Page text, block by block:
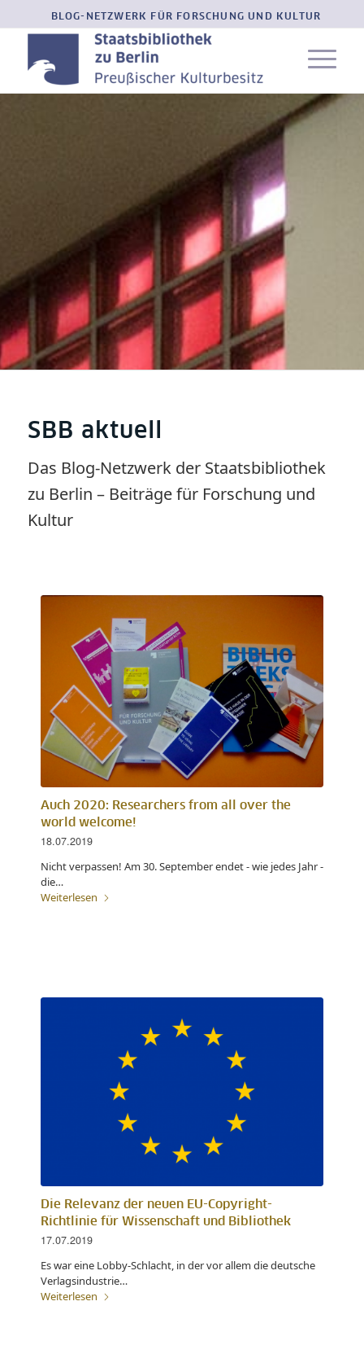
BLOG-NETZWERK FÜR FORSCHUNG UND KULTUR
SBB aktuell
Das Blog-Netzwerk der Staatsbibliothek
zu Berlin – Beiträge für Forschung und
Kultur
Auch 2020: Researchers from all over the
world welcome!
18.07.2019
Nicht verpassen! Am 30. September endet - wie jedes Jahr -
die…
Weiterlesen
Die Relevanz der neuen EU-Copyright-
Richtlinie für Wissenschaft und Bibliothek
17.07.2019
Es war eine Lobby-Schlacht, in der vor allem die deutsche
Verlagsindustrie…
Weiterlesen